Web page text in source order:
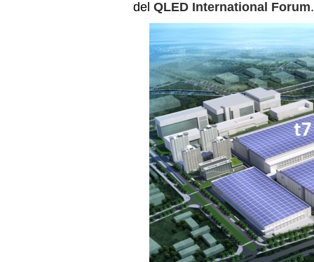
del QLED International Forum.